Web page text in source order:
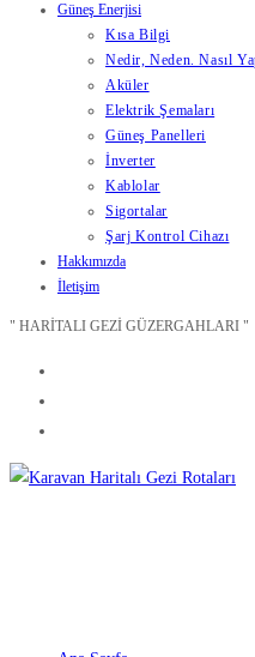
Güneş Enerjisi
Kısa Bilgi
Nedir, Neden. Nasıl
Aküler
Elektrik Şemaları
Güneş Panelleri
İnverter
Kablolar
Sigortalar
Şarj Kontrol Cihazı
Hakkımızda
İletişim
" HARİTALI GEZİ GÜZERGAHLARI "